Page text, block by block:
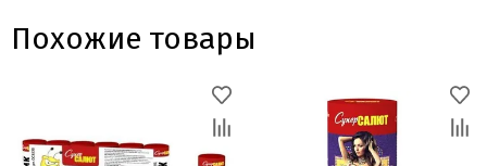
Похожие товары